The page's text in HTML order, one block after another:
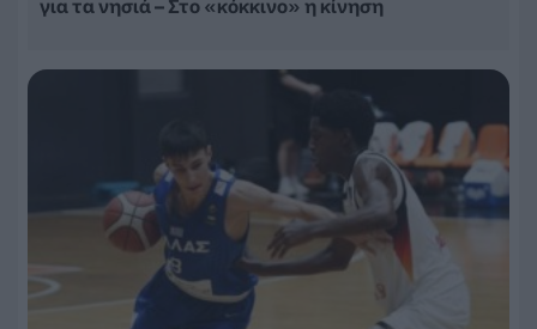
για τα νησιά – Στο «κόκκινο» η κίνηση